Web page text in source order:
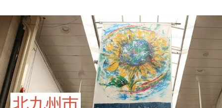
『小林さんちのメイドラゴン』と舞台のモデ
ル・越谷がコラボ 田んぼアートの見頃にあわ
せて企画続々【7／31～】
もっとみる